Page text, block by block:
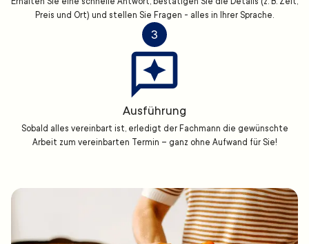
Preis und Ort) und stellen Sie Fragen - alles in Ihrer Sprache.
3
Ausführung
Sobald alles vereinbart ist, erledigt der Fachmann die gewünschte
Arbeit zum vereinbarten Termin – ganz ohne Aufwand für Sie!